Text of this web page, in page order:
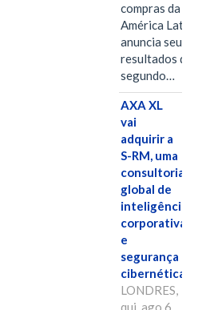
compras da
América Latina
anuncia seus
resultados do
segundo…
AXA XL
vai
adquirir a
S-RM, uma
consultoria
global de
inteligência
corporativa
e
segurança
cibernética
LONDRES,
qui, ago 6